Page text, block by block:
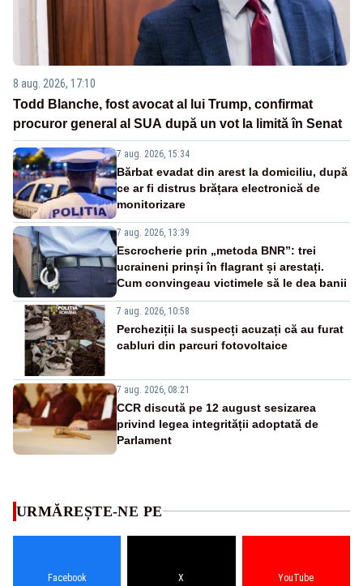
8 aug. 2026, 17:10
Todd Blanche, fost avocat al lui Trump, confirmat
procuror general al SUA după un vot la limită în Senat
7 aug. 2026, 15:34
Bărbat evadat din arest la domiciliu, după
ce ar fi distrus brățara electronică de
monitorizare
7 aug. 2026, 13:39
Escrocherie prin „metoda BNR”: trei
ucraineni prinși în flagrant și arestați.
Cum convingeau victimele să le dea banii
7 aug. 2026, 10:58
Percheziții la suspecți acuzați că au furat
cabluri din parcuri fotovoltaice
7 aug. 2026, 08:21
CCR discută pe 12 august sesizarea
privind legea integrității adoptată de
Parlament
URMĂREȘTE-NE PE
Facebook X YouTube